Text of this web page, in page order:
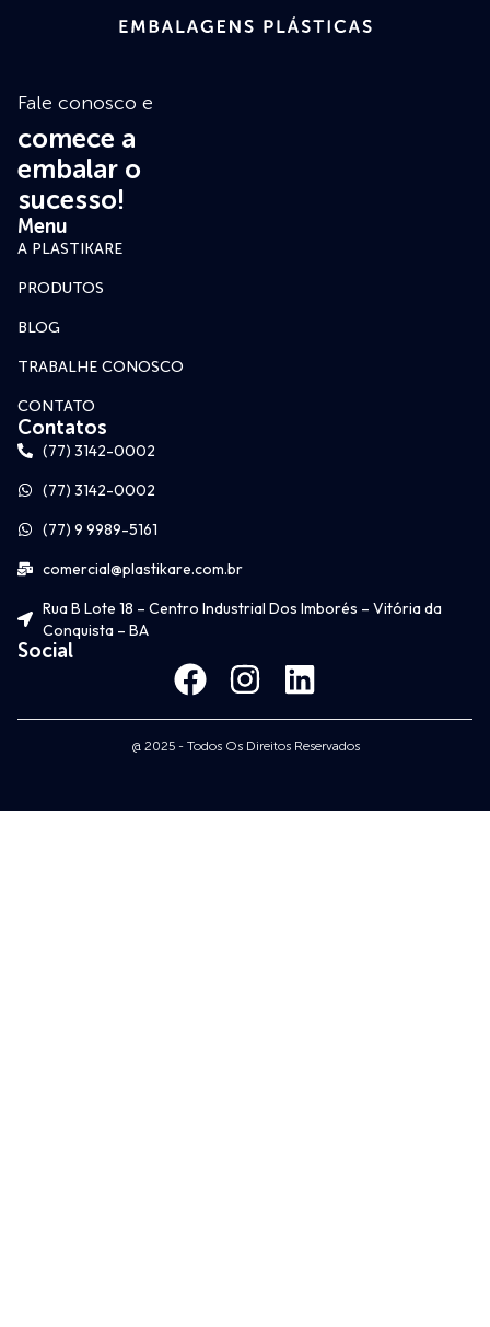
Fale conosco e
comece a
embalar o
sucesso!
Menu
A PLASTIKARE
PRODUTOS
BLOG
TRABALHE CONOSCO
CONTATO
Contatos
(77) 3142-0002
(77) 3142-0002
(77) 9 9989-5161
comercial@plastikare.com.br
Rua B Lote 18 – Centro Industrial Dos Imborés – Vitória da
Conquista – BA
Social
@ 2025 - Todos Os Direitos Reservados